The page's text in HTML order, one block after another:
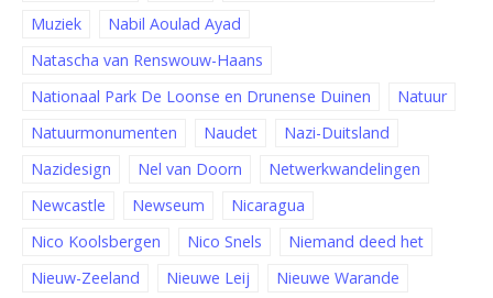
Muziek
Nabil Aoulad Ayad
Natascha van Renswouw-Haans
Nationaal Park De Loonse en Drunense Duinen
Natuur
Natuurmonumenten
Naudet
Nazi-Duitsland
Nazidesign
Nel van Doorn
Netwerkwandelingen
Newcastle
Newseum
Nicaragua
Nico Koolsbergen
Nico Snels
Niemand deed het
Nieuw-Zeeland
Nieuwe Leij
Nieuwe Warande